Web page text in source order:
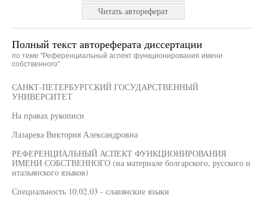
Читать автореферат
Полный текст автореферата диссертации
по теме "Референциальный аспект функционирования имени
собственного"
САНКТ-ПЕТЕРБУРГСКИЙ ГОСУДАРСТВЕННЫЙ
УНИВЕРСИТЕТ
На правах рукописи
Лазарева Виктория Александровна
РЕФЕРЕНЦИАЛЬНЫЙ АСПЕКТ ФУНКЦИОНИРОВАНИЯ
ИМЕНИ СОБСТВЕННОГО (на материале болгарского, русского и
итальянского языков)
Специальность 10.02.03 - славянские языки